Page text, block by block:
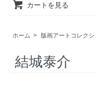
カートを見る
ホーム > 版画アートコレクシ
結城泰介